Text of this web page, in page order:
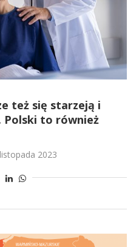
też się starzeją i
Polski to również
2023